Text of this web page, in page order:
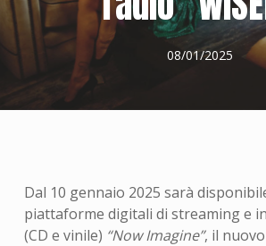
08/01/2025
Dal 10 gennaio 2025 sarà
piattaforme digitali di streaming e
(CD e vinile) “Now Imagine”, il